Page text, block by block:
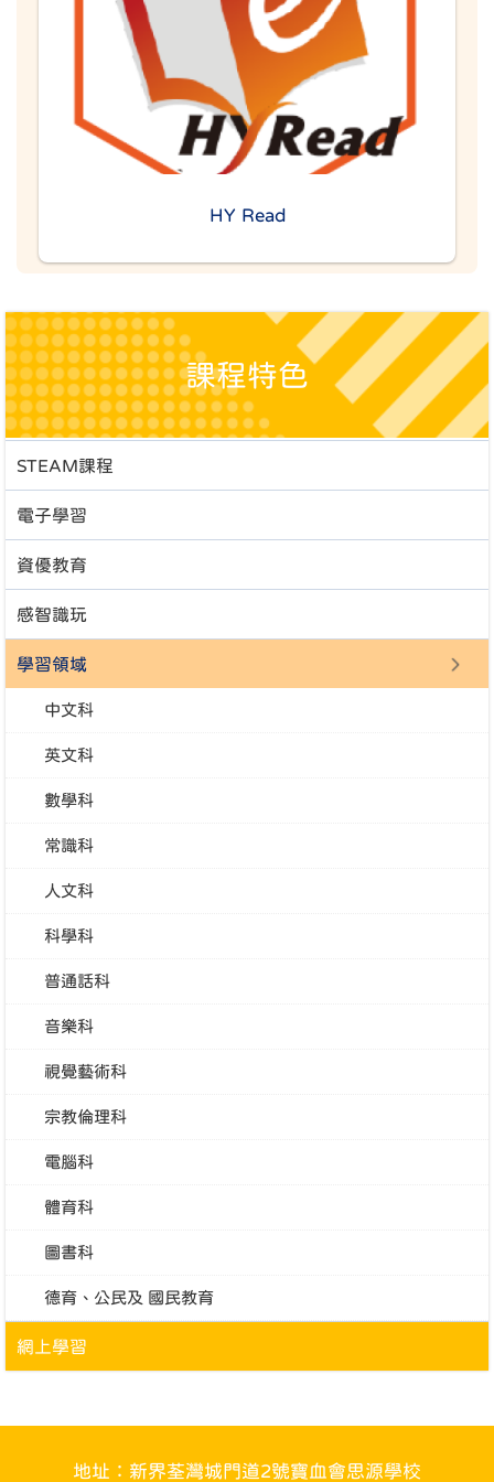
HY Read
課程特色
STEAM課程
電子學習
資優教育
感智識玩
學習領域
中文科
英文科
數學科
常識科
人文科
科學科
普通話科
音樂科
視覺藝術科
宗教倫理科
電腦科
體育科
圖書科
德育、公民及 國民教育
網上學習
地址：新界荃灣城門道2號寶血會思源學校